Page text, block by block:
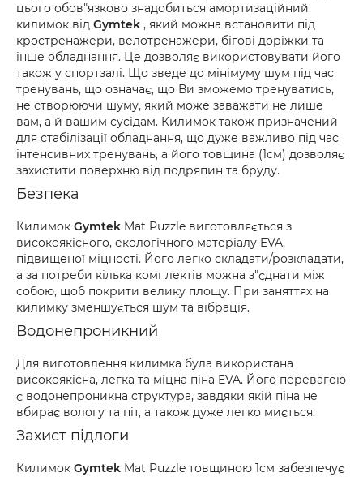
цього обов"язково знадобиться амортизаційний
килимок від Gymtek , який можна встановити під
кростренажери, велотренажери, бігові доріжки та
інше обладнання. Це дозволяє використовувати його
також у спортзалі. Що зведе до мінімуму шум під час
тренувань, що означає, що Ви зможемо тренуватись,
не створюючи шуму, який може заважати не лише
вам, а й вашим сусідам. Килимок також призначений
для стабілізації обладнання, що дуже важливо під час
інтенсивних тренувань, а його товщина (1см) дозволяє
захистити поверхню від подряпин та бруду.
Безпека
Килимок Gymtek Mat Puzzle виготовляється з
високоякісного, екологічного матеріалу EVA,
підвищеної міцності. Його легко складати/розкладати,
а за потреби кілька комплектів можна з"єднати між
собою, щоб покрити велику площу. При заняттях на
килимку зменшується шум та вібрація.
Водонепроникний
Для виготовлення килимка була використана
високоякісна, легка та міцна піна EVA. Його перевагою
є водонепроникна структура, завдяки якій піна не
вбирає вологу та піт, а також дуже легко миється.
Захист підлоги
Килимок Gymtek Mat Puzzle товщиною 1см забезпечує